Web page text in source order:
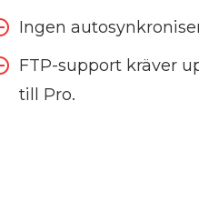
Ingen
FTP-support kräver
till Pro.